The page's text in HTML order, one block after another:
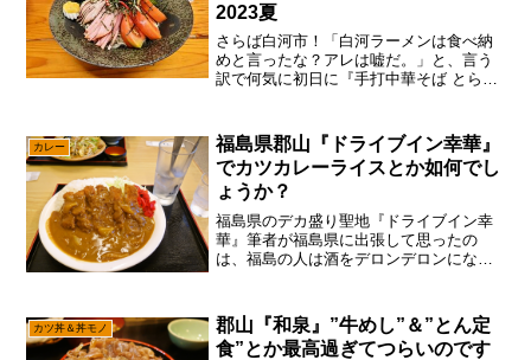
2023夏
さらば白河市！「白河ラーメンは食べ納
めと言ったな？アレは嘘だ。」と、言う
訳で何気に初日に『手打中華そば とら食
華そば とら食堂』って新白河駅からも遠
いし、待ち時間も半端...
カレー
福島県郡山『ドライブイン幸華』
でカツカレーライスとか如何でし
ょうか？
福島県のデカ盛り聖地『ドライブイン幸
華』筆者が福島県に出張して思ったの
は、福島の人は酒をデロンデロンになる
カ盛り定食を平らげる光景が日常である
事で御座います。と、言う訳...
カツ丼＆丼モノ
郡山『和泉』”牛めし”＆”とん定
食”とか最高過ぎてつらいのです